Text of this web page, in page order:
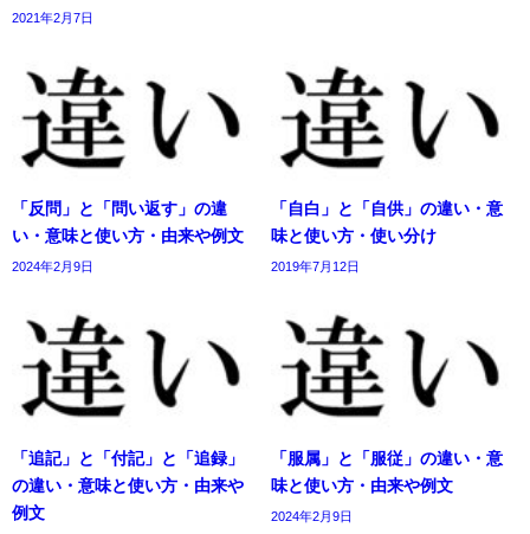
2021年2月7日
「反問」と「問い返す」の違
い・意味と使い方・由来や例文
2024年2月9日
「自白」と「自供」の違い・意
味と使い方・使い分け
2019年7月12日
「追記」と「付記」と「追録」
の違い・意味と使い方・由来や
例文
「服属」と「服従」の違い・意
味と使い方・由来や例文
2024年2月9日